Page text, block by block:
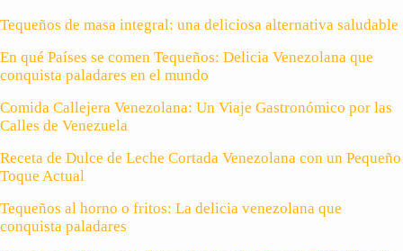
Tequeños de masa integral: una deliciosa alternativa saludable
En qué Países se comen Tequeños: Delicia Venezolana que
conquista paladares en el mundo
Comida Callejera Venezolana: Un Viaje Gastronómico por las
Calles de Venezuela
Receta de Dulce de Leche Cortada Venezolana con un Pequeño
Toque Actual
Tequeños al horno o fritos: La delicia venezolana que
conquista paladares